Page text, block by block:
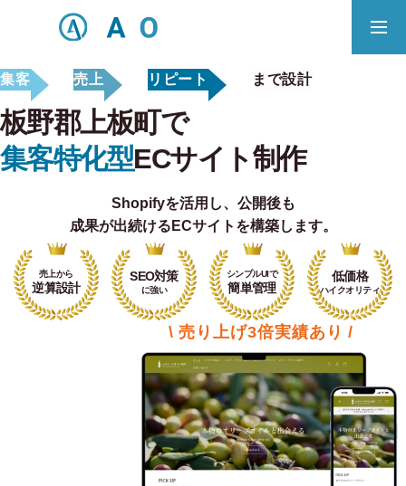
事業内容 無料相談
ECサイト制作対応エリア
あっ！と おどろく、みらいをつくる。
SERVICE
事業概要
集客 売上 リピート まで設計
板野郡上板町で
集客特化型ECサイト制作
Shopifyを活用し、 公開後も
成果が出続けるECサイトを構築します。
売上から
逆算設計
SEO対策
に強い
シンプルUIで
簡単管理
低価格
ハイクオリティ
\ 売り上げ3倍実績あり /